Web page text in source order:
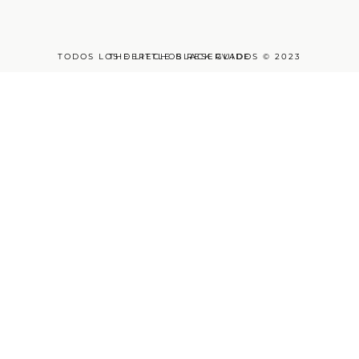
TODOS LOS DERECHOS RESERVADOS © 2023
THE LITTLE BLACK GUIDE